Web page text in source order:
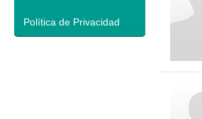
Política de Privacidad